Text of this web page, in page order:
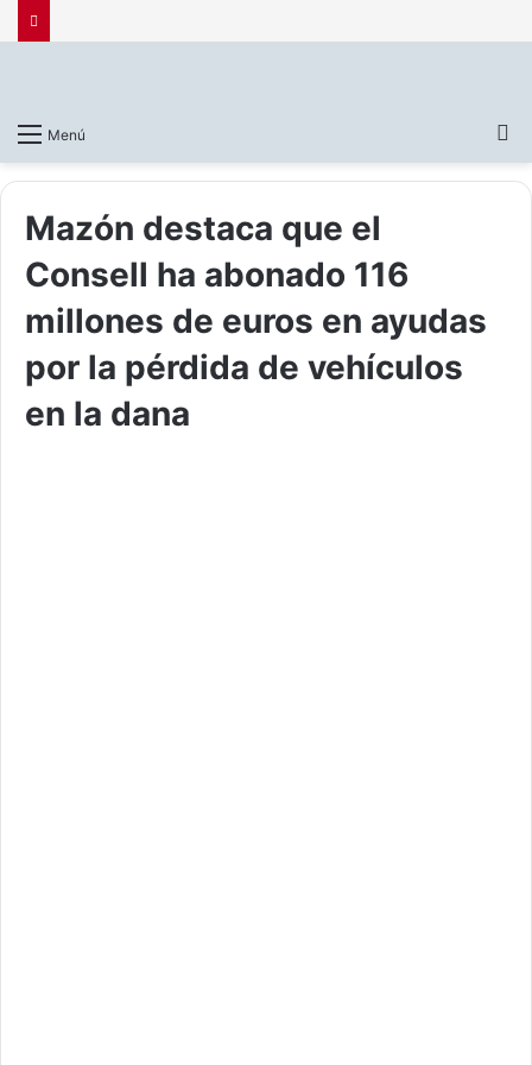
Menú
Mazón destaca que el
Consell ha abonado 116
millones de euros en ayudas
por la pérdida de vehículos
en la dana